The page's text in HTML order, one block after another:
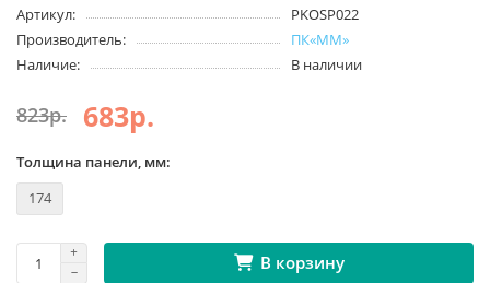
Артикул:
PKOSP022
Производитель:
ПК«ММ»
Наличие:
В наличии
823р. 683р.
Толщина панели, мм:
174
В корзину